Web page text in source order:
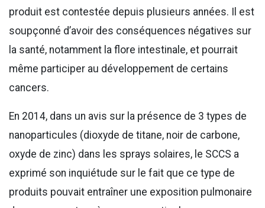
produit est contestée depuis plusieurs années. Il est
soupçonné d’avoir des conséquences négatives sur
la santé, notamment la flore intestinale, et pourrait
même participer au développement de certains
cancers.
En 2014, dans un avis sur la présence de 3 types de
nanoparticules (dioxyde de titane, noir de carbone,
oxyde de zinc) dans les sprays solaires, le SCCS a
exprimé son inquiétude sur le fait que ce type de
produits pouvait entraîner une exposition pulmonaire